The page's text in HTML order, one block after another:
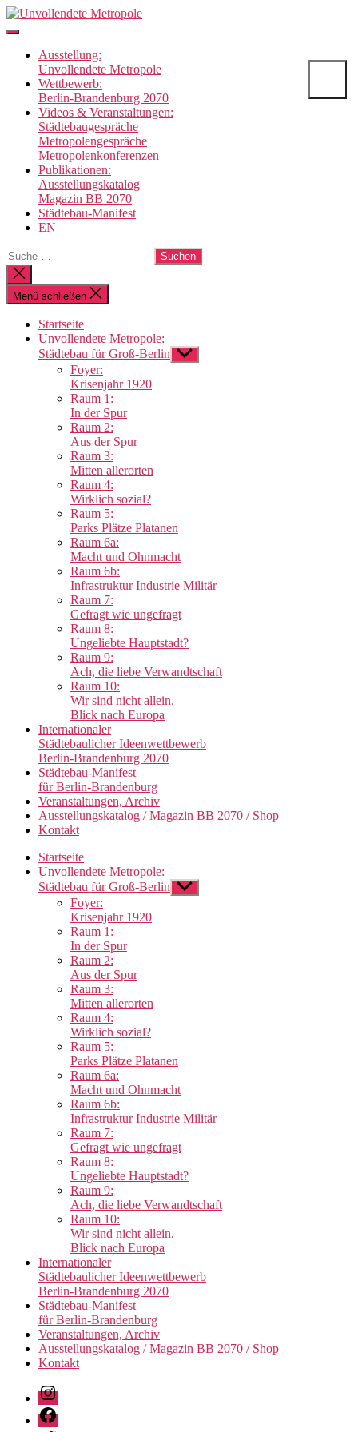
Direkt
zum
wechseln
Unvollendete
Ausstellung:
Unvollendete Metropole
Wettbewerb:
Berlin-Brandenburg 2070
Videos & Veranstaltungen:
Städtebaugespräche
Metropolengespräche
Metropolenkonferenzen
Publikationen:
Ausstellungskatalog
Magazin BB 2070
Städtebau-Manifest
EN
Suche
nach:
Suche
schließen
Menü schließen
Startseite
Unvollendete Metropole:
Städtebau für Groß-Berlin Untermenü
anzeigen
Foyer:
Krisenjahr 1920
Raum 1:
In der Spur
Raum 2:
Aus der Spur
Raum 3:
Mitten allerorten
Raum 4:
Wirklich sozial?
Raum 5:
Parks Plätze Platanen
Raum 6a:
Macht und Ohnmacht
Raum 6b:
Infrastruktur Industrie Militär
Raum 7:
Gefragt wie ungefragt
Raum 8:
Ungeliebte Hauptstadt?
Raum 9:
Ach, die liebe Verwandtschaft
Raum 10:
Wir sind nicht allein.
Blick nach Europa
Internationaler
Städtebaulicher Ideenwettbewerb
Berlin-Brandenburg 2070
Städtebau-Manifest
für Berlin-Brandenburg
Veranstaltungen, Archiv
Ausstellungskatalog / Magazin BB 2070 / Shop
Kontakt
Startseite
Unvollendete Metropole:
Städtebau für Groß-Berlin Untermenü
anzeigen
Foyer:
Krisenjahr 1920
Raum 1:
In der Spur
Raum 2:
Aus der Spur
Raum 3:
Mitten allerorten
Raum 4:
Wirklich sozial?
Raum 5:
Parks Plätze Platanen
Raum 6a:
Macht und Ohnmacht
Raum 6b:
Infrastruktur Industrie Militär
Raum 7:
Gefragt wie ungefragt
Raum 8:
Ungeliebte Hauptstadt?
Raum 9:
Ach, die liebe Verwandtschaft
Raum 10:
Wir sind nicht allein.
Blick nach Europa
Internationaler
Städtebaulicher Ideenwettbewerb
Berlin-Brandenburg 2070
Städtebau-Manifest
für Berlin-Brandenburg
Veranstaltungen, Archiv
Ausstellungskatalog / Magazin BB 2070 / Shop
Kontakt
Instagram
Facebook